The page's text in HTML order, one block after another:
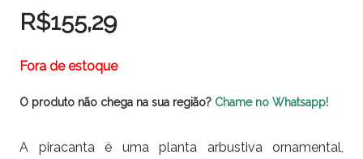
R$155,29
Fora de estoque
O produto não chega na sua região? Chame no Whatsapp!
A piracanta é uma planta arbustiva ornamental,